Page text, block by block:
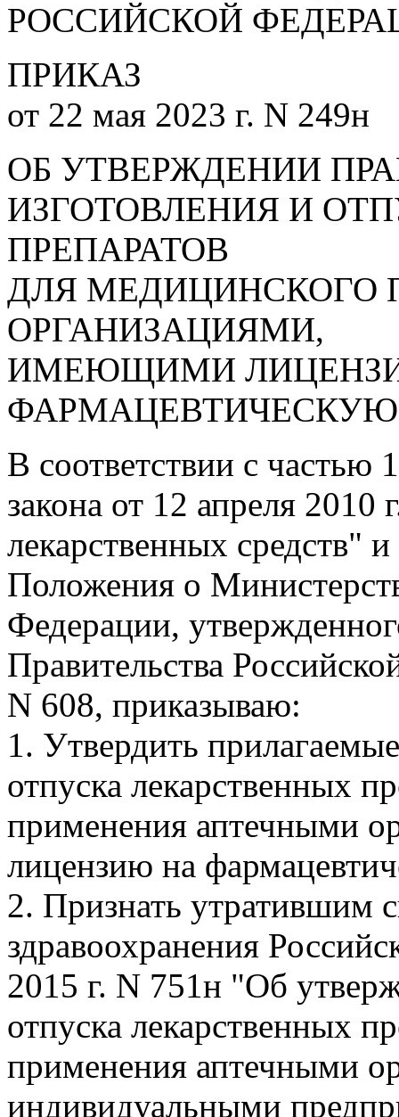
РОССИЙСКОЙ
ПРИКАЗ
от 22 мая 2023 г. N 249н
ОБ УТВЕРЖДЕНИИ
ИЗГОТОВЛЕНИЯ И
ПРЕПАРАТОВ
ДЛЯ МЕДИЦИНСКОГО
ОРГАНИЗАЦИЯМИ,
ИМЕЮЩИМИ
ФАРМАЦЕВТИЧЕСКУЮ
В соответствии с частью
закона от 12 апреля
лекарственных средств"
Положения о
Федерации,
Правительства
N 608, приказываю:
1. Утвердить
отпуска лекарственных
применения аптечными
лицензию на
2. Признать утратившим
здравоохранения
2015 г. N 751н "Об
отпуска лекарственных
применения аптечными
индивидуальными